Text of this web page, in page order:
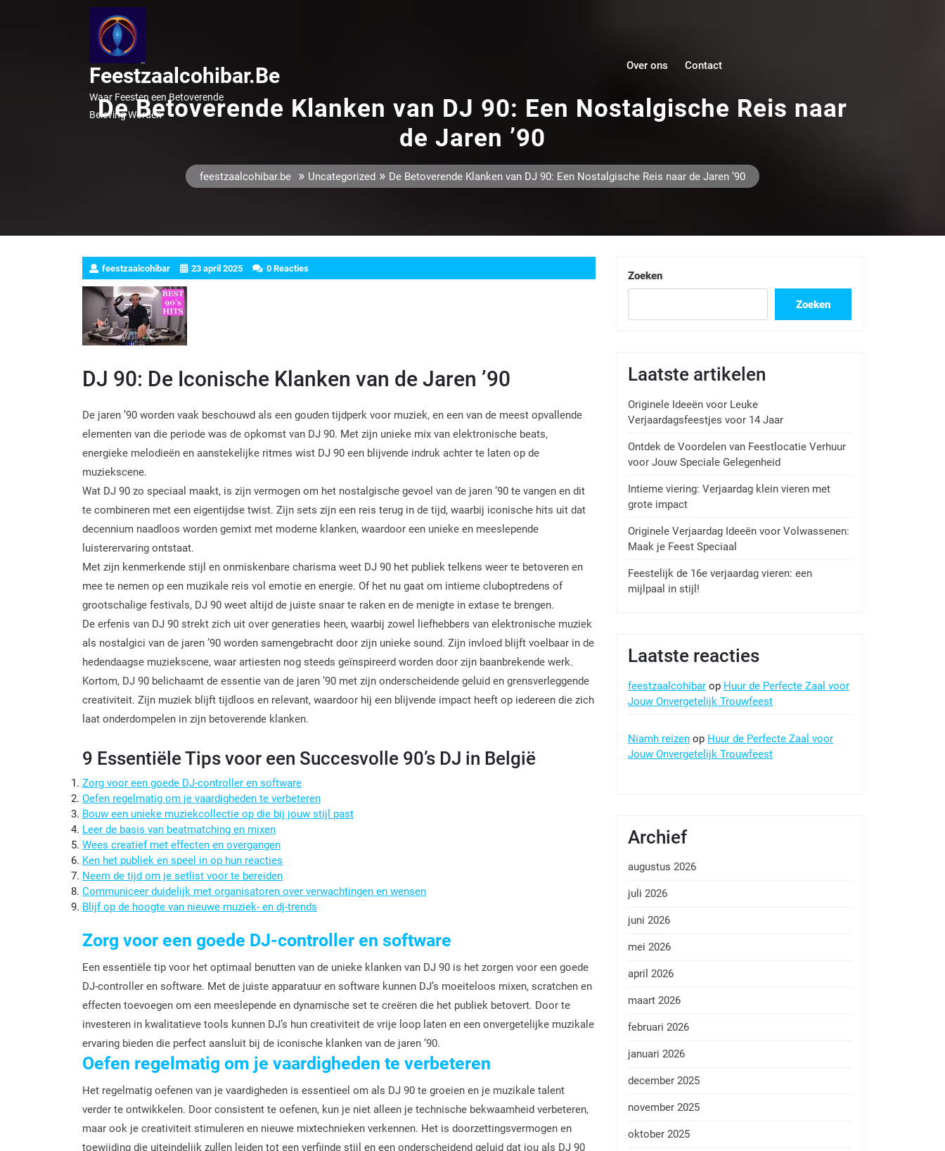
Feestzaalcohibar.be
Waar Feesten een Betoverende
Beleving Worden
Over ons Contact
De Betoverende Klanken van DJ 90: Een Nostalgische Reis naar
de Jaren ’90
feestzaalcohibar.be » Uncategorized » De Betoverende Klanken van DJ 90: Een Nostalgische Reis naar de Jaren ’90
feestzaalcohibar 23 april 2025 0 Reacties
DJ 90: De Iconische Klanken van de Jaren ’90
De jaren ’90 worden vaak beschouwd als een gouden tijdperk voor muziek, en een van de meest opvallende
elementen van die periode was de opkomst van DJ 90. Met zijn unieke mix van elektronische beats,
energieke melodieën en aanstekelijke ritmes wist DJ 90 een blijvende indruk achter te laten op de
muziekscene.
Wat DJ 90 zo speciaal maakt, is zijn vermogen om het nostalgische gevoel van de jaren ’90 te vangen en dit
te combineren met een eigentijdse twist. Zijn sets zijn een reis terug in de tijd, waarbij iconische hits uit dat
decennium naadloos worden gemixt met moderne klanken, waardoor een unieke en meeslepende
luisterervaring ontstaat.
Met zijn kenmerkende stijl en onmiskenbare charisma weet DJ 90 het publiek telkens weer te betoveren en
mee te nemen op een muzikale reis vol emotie en energie. Of het nu gaat om intieme cluboptredens of
grootschalige festivals, DJ 90 weet altijd de juiste snaar te raken en de menigte in extase te brengen.
De erfenis van DJ 90 strekt zich uit over generaties heen, waarbij zowel liefhebbers van elektronische muziek
als nostalgici van de jaren ’90 worden samengebracht door zijn unieke sound. Zijn invloed blijft voelbaar in de
hedendaagse muziekscene, waar artiesten nog steeds geïnspireerd worden door zijn baanbrekende werk.
Kortom, DJ 90 belichaamt de essentie van de jaren ’90 met zijn onderscheidende geluid en grensverleggende
creativiteit. Zijn muziek blijft tijdloos en relevant, waardoor hij een blijvende impact heeft op iedereen die zich
laat onderdompelen in zijn betoverende klanken.
9 Essentiële Tips voor een Succesvolle 90’s DJ in België
Zorg voor een goede DJ-controller en software
Oefen regelmatig om je vaardigheden te verbeteren
Bouw een unieke muziekcollectie op die bij jouw stijl past
Leer de basis van beatmatching en mixen
Wees creatief met effecten en overgangen
Ken het publiek en speel in op hun reacties
Neem de tijd om je setlist voor te bereiden
Communiceer duidelijk met organisatoren over verwachtingen en wensen
Blijf op de hoogte van nieuwe muziek- en dj-trends
Zorg voor een goede DJ-controller en software
Een essentiële tip voor het optimaal benutten van de unieke klanken van DJ 90 is het zorgen voor een goede
DJ-controller en software. Met de juiste apparatuur en software kunnen DJ’s moeiteloos mixen, scratchen en
effecten toevoegen om een meeslepende en dynamische set te creëren die het publiek betovert. Door te
investeren in kwalitatieve tools kunnen DJ’s hun creativiteit de vrije loop laten en een onvergetelijke muzikale
ervaring bieden die perfect aansluit bij de iconische klanken van de jaren ’90.
Oefen regelmatig om je vaardigheden te verbeteren
Het regelmatig oefenen van je vaardigheden is essentieel om als DJ 90 te groeien en je muzikale talent
verder te ontwikkelen. Door consistent te oefenen, kun je niet alleen je technische bekwaamheid verbeteren,
maar ook je creativiteit stimuleren en nieuwe mixtechnieken verkennen. Het is doorzettingsvermogen en
toewijding die uiteindelijk zullen leiden tot een verfijnde stijl en een onderscheidend geluid dat jou als DJ 90
Zoeken
Zoeken
Laatste artikelen
Originele Ideeën voor Leuke
Verjaardagsfeestjes voor 14 Jaar
Ontdek de Voordelen van Feestlocatie Verhuur
voor Jouw Speciale Gelegenheid
Intieme viering: Verjaardag klein vieren met
grote impact
Originele Verjaardag Ideeën voor Volwassenen:
Maak je Feest Speciaal
Feestelijk de 16e verjaardag vieren: een
mijlpaal in stijl!
Laatste reacties
feestzaalcohibar op Huur de Perfecte Zaal voor
Jouw Onvergetelijk Trouwfeest
Niamh reizen op Huur de Perfecte Zaal voor
Jouw Onvergetelijk Trouwfeest
Archief
augustus 2026
juli 2026
juni 2026
mei 2026
april 2026
maart 2026
februari 2026
januari 2026
december 2025
november 2025
oktober 2025